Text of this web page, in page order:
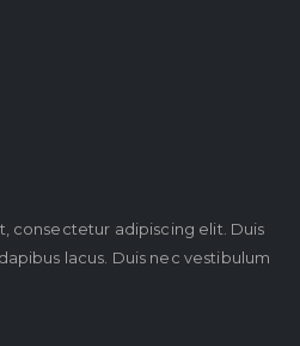
consectetur adipiscing elit. Duis
lacus. Duis nec vestibulum